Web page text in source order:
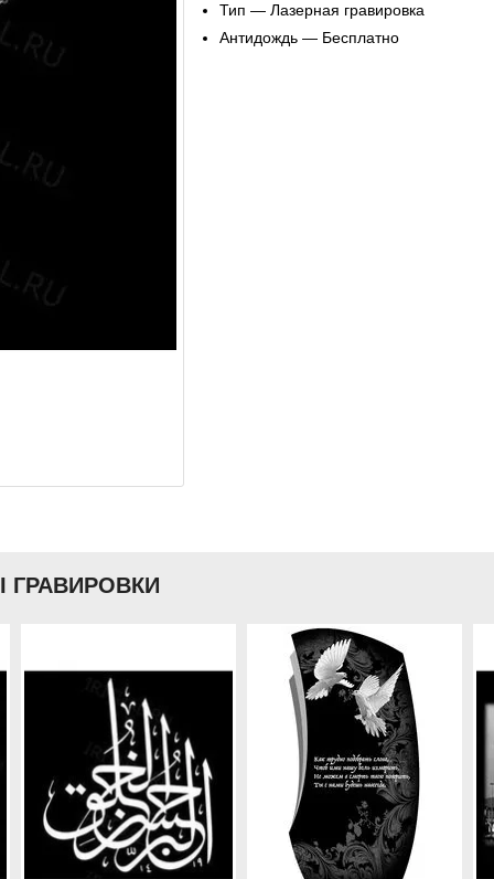
Тип — Лазерная гравировка
Антидождь — Бесплатно
ГРАВИРОВКИ